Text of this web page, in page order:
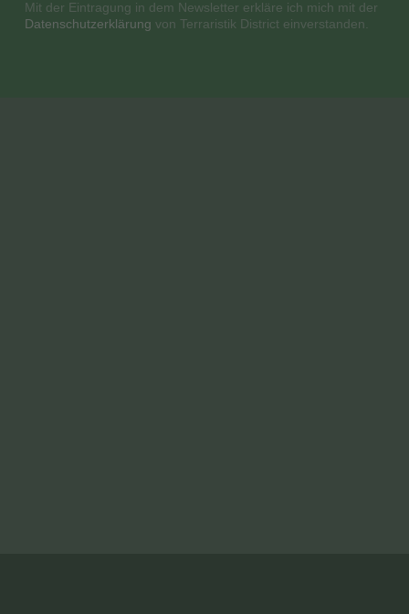
Mit der Eintragung in dem Newsletter erkläre ich mich mit der
Datenschutzerklärung von Terraristik District einverstanden.